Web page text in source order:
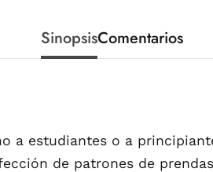
SinopsisComentarios
a estudiantes o a
de patrones de